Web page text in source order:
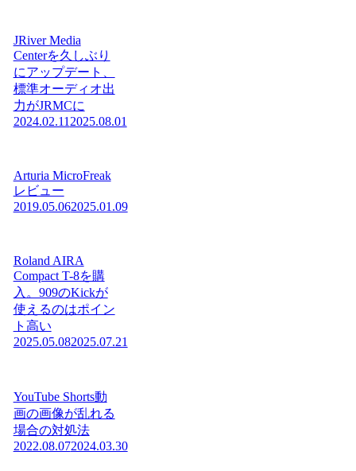
JRiver Media
Centerを久しぶり
にアップデート、
標準オーディオ出
力がJRMCに
2024.02.11 2025.08.01
Arturia MicroFreak
レビュー
2019.05.062025.01.09
Roland AIRA
Compact T-8を購
入。909のKickが
使えるのはポイン
ト高い
2025.05.082025.07.21
YouTube Shorts動
画の画像が乱れる
場合の対処法
2022.08.072024.03.30